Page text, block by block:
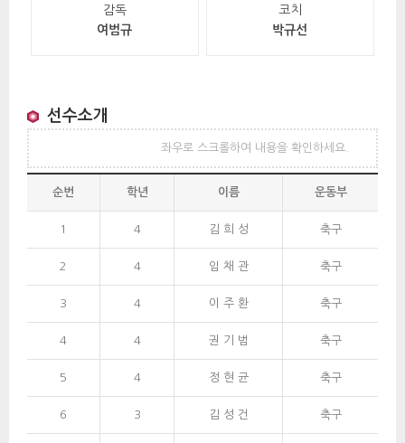
감독
여범규
코치
박규선
선수소개
좌우로 스크롤하여 내용을 확인하세요.
순번 학년 이름 운동부
1 4 김 희 성 축구
2 4 임 채 관 축구
3 4 이 주 환 축구
4 4 권 기 범 축구
5 4 정 현 균 축구
6 3 김 성 건 축구